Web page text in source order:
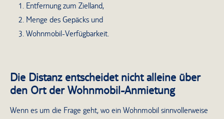
Entfernung zum Zielland,
Menge des Gepäcks und
Wohnmobil-Verfügbarkeit.
Die Distanz entscheidet nicht alleine über
den Ort der Wohnmobil-Anmietung
Wenn es um die Frage geht, wo ein Wohnmobil sinnvollerweise